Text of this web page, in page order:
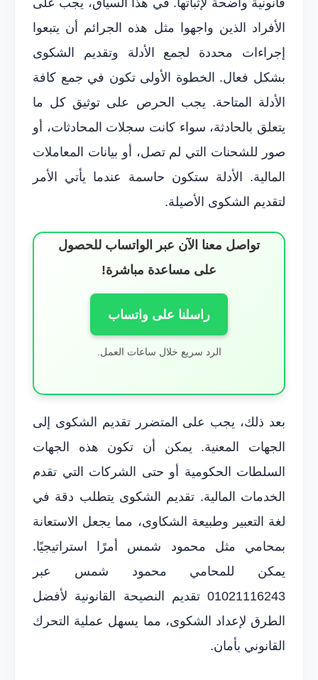
الأفراد الذين واجهوا مثل هذه الجرائم أن يتبعوا
إجراءات محددة لجمع الأدلة وتقديم الشكوى
بشكل فعال. الخطوة الأولى تكون في جمع كافة
الأدلة المتاحة. يجب الحرص على توثيق كل ما
يتعلق بالحادثة، سواء كانت سجلات المحادثات، أو
صور للشحنات التي لم تصل، أو بيانات المعاملات
المالية. الأدلة ستكون حاسمة عندما يأتي الأمر
لتقديم الشكوى الأصيلة.
تواصل معنا الآن عبر الواتساب للحصول
على مساعدة مباشرة!
راسلنا على واتساب
الرد سريع خلال ساعات العمل.
بعد ذلك، يجب على المتضرر تقديم الشكوى إلى
الجهات المعنية. يمكن أن تكون هذه الجهات
السلطات الحكومية أو حتى الشركات التي تقدم
الخدمات المالية. تقديم الشكوى يتطلب دقة في
لغة التعبير وطبيعة الشكاوى، مما يجعل الاستعانة
بمحامي مثل محمود شمس أمرًا استراتيجيًا.
يمكن للمحامي محمود شمس عبر
01021116243 تقديم النصيحة القانونية لأفضل
الطرق لإعداد الشكوى، مما يسهل عملية التحرك
القانوني بأمان.